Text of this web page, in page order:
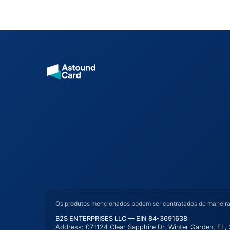
Os produtos mencionados podem ser contratados de
B2S ENTERPRISES LLC — EIN 84-3691638
Address: 071124 Clear Sapphire Dr, Winter Garden, FL,